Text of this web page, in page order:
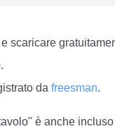
scaricare
da freesman.
è anche